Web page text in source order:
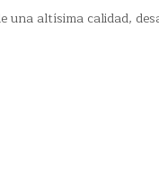
una altísima calidad,